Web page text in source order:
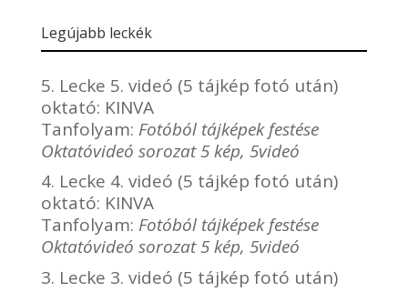
Legújabb leckék
5. Lecke 5. videó (5 tájkép fotó után)
oktató: KINVA
Tanfolyam: Fotóból tájképek festése
Oktatóvideó sorozat 5 kép, 5videó
4. Lecke 4. videó (5 tájkép fotó után)
oktató: KINVA
Tanfolyam: Fotóból tájképek festése
Oktatóvideó sorozat 5 kép, 5videó
3. Lecke 3. videó (5 tájkép fotó után)